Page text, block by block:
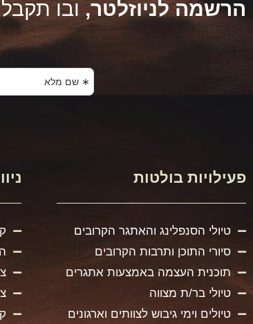
הרשמה לניוזלטר, ובו
פעילויות בולטות
טיולי הסנפלינג והאתגר הקרובים
סיורי התוכן ותרבות הקרובים
תוכנית העצמה באמצעות אתגרים
טיולי בר/ת מצווה
טיולים וימי גיבוש לצוותים וארגונים